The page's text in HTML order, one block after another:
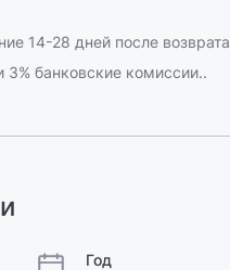
14-28 дней после
банковские комиссии..
Год